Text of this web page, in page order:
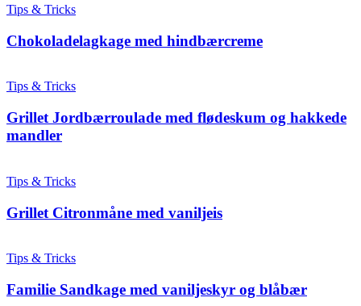
Tips & Tricks
Chokoladelagkage med hindbærcreme
Tips & Tricks
Grillet Jordbærroulade med flødeskum og hakkede
mandler
Tips & Tricks
Grillet Citronmåne med vaniljeis
Tips & Tricks
Familie Sandkage med vaniljeskyr og blåbær